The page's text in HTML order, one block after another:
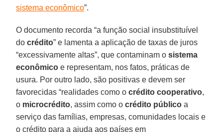
sistema econômico”.
O documento recorda “a função social insubstituível
docrédito” e lamenta a aplicação de taxas de juros
“excessivamente altas”, que contaminam osistema
econômico e representam, nos fatos, práticas de
usura. Por outro lado, são positivas e devem ser
favorecidas “realidades como ocrédito cooperativo,
o microcrédito, assim como ocrédito público a
serviço das famílias, empresas, comunidades locais e
o crédito para a ajuda aos países em